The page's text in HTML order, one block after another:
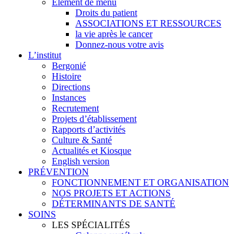
Élément de menu
Droits du patient
ASSOCIATIONS ET RESSOURCES
la vie après le cancer
Donnez-nous votre avis
L’institut
Bergonié
Histoire
Directions
Instances
Recrutement
Projets d’établissement
Rapports d’activités
Culture & Santé
Actualités et Kiosque
English version
PRÉVENTION
FONCTIONNEMENT ET ORGANISATION
NOS PROJETS ET ACTIONS
DÉTERMINANTS DE SANTÉ
SOINS
LES SPÉCIALITÉS